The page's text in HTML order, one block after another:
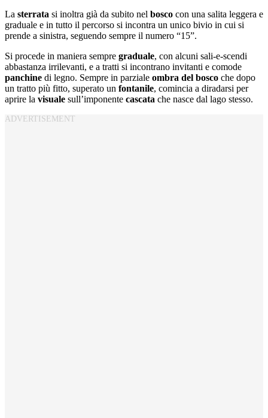
La sterrata si inoltra già da subito nel bosco con una salita leggera e
graduale e in tutto il percorso si incontra un unico bivio in cui si
prende a sinistra, seguendo sempre il numero “15”.
Si procede in maniera sempre graduale, con alcuni sali-e-scendi
abbastanza irrilevanti, e a tratti si incontrano invitanti e comode
panchine di legno. Sempre in parziale ombra del bosco che dopo
un tratto più fitto, superato un fontanile, comincia a diradarsi per
aprire la visuale sull’imponente cascata che nasce dal lago stesso.